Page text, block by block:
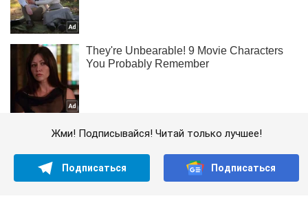
Жми! Подписывайся! Читай только лучшее!
Подписаться Подписаться